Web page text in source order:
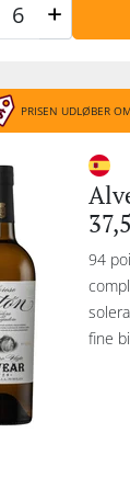
PRISEN UDLØBER
94
fine